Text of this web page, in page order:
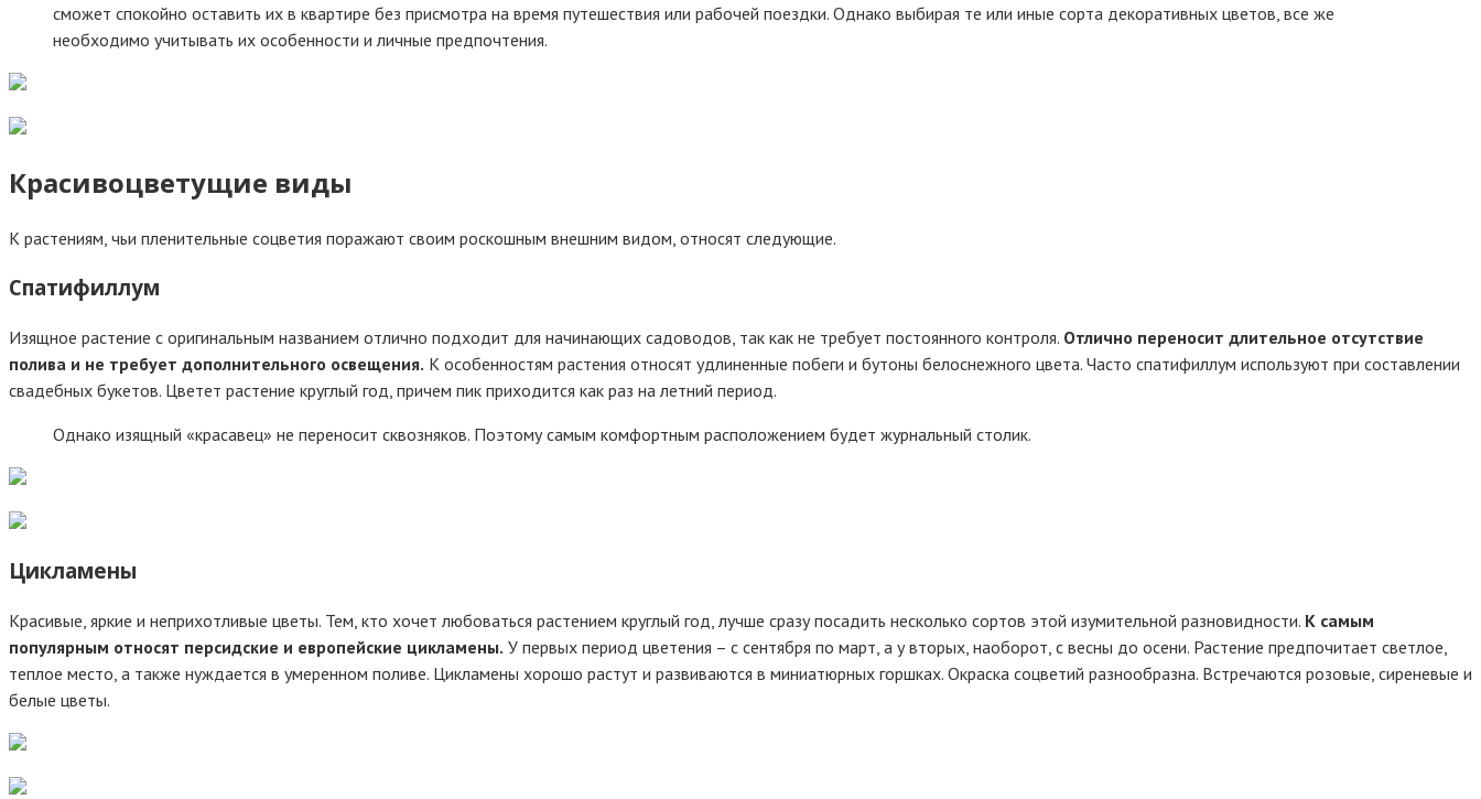
сможет спокойно оставить их в квартире без присмотра на время путешествия или рабочей поездки. Однако выбирая те или иные сорта декоративных цветов, все же
необходимо учитывать их особенности и личные предпочтения.
Красивоцветущие виды
К растениям, чьи пленительные соцветия поражают своим роскошным внешним видом, относят следующие.
Спатифиллум
Изящное растение с оригинальным названием отлично подходит для начинающих садоводов, так как не требует постоянного контроля. Отлично переносит длительное отсутствие
полива и не требует дополнительного освещения. К особенностям растения относят удлиненные побеги и бутоны белоснежного цвета. Часто спатифиллум используют при составлении
свадебных букетов. Цветет растение круглый год, причем пик приходится как раз на летний период.
Однако изящный «красавец» не переносит сквозняков. Поэтому самым комфортным расположением будет журнальный столик.
Цикламены
Красивые, яркие и неприхотливые цветы. Тем, кто хочет любоваться растением круглый год, лучше сразу посадить несколько сортов этой изумительной разновидности. К самым
популярным относят персидские и европейские цикламены. У первых период цветения – с сентября по март, а у вторых, наоборот, с весны до осени. Растение предпочитает светлое,
теплое место, а также нуждается в умеренном поливе. Цикламены хорошо растут и развиваются в миниатюрных горшках. Окраска соцветий разнообразна. Встречаются розовые, сиреневые и
белые цветы.